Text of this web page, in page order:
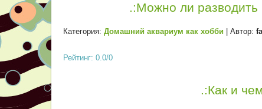
.:Можно ли
Категория: Домашний аквариум как хобби | Автор:
Рейтинг: 0.0/0
.:Как и